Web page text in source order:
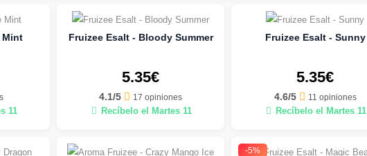
Mint
11
Fruizee Esalt - Bloody Summer
5.35€
4.1/5 17 opiniones
Recíbelo el Martes 11
Fruizee Esalt - Sunny
5.35€
4.6/5 11 opiniones
Recíbelo el Martes 11
-5%